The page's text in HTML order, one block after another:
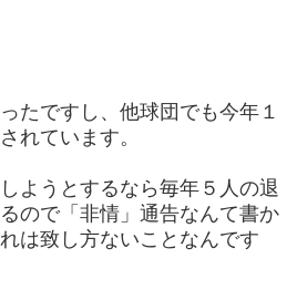
たですし、他球団でも今年１
れています。
ようとするなら毎年５人の退
ので「非情」通告なんて書か
は致し方ないことなんです